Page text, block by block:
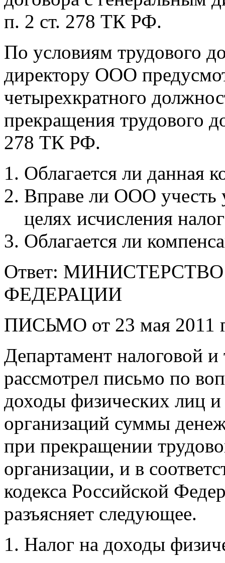
п. 2 ст. 278 ТК РФ.
По условиям трудового
директору ООО
четырехкратного
прекращения трудового
278 ТК РФ.
Облагается ли данная
Вправе ли ООО учесть
целях исчисления
Облагается ли
Ответ:
ФЕДЕРАЦИИ
ПИСЬМО от 23 мая 2011
Департамент налоговой
рассмотрел письмо по
доходы физических лиц
организаций суммы
при прекращении
организации, и в
кодекса Российской
разъясняет следующее.
Налог на доходы